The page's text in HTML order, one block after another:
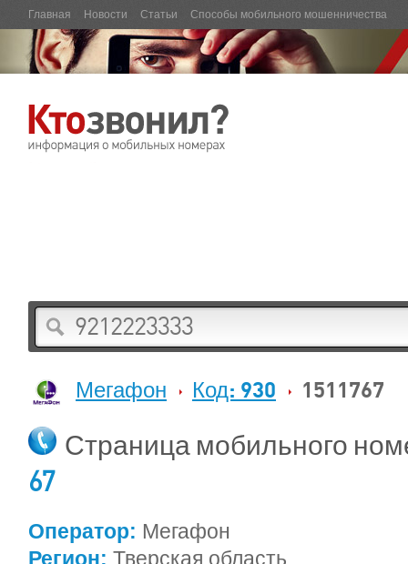
Главная Новости Статьи Способы мобильного мошенничества
Мегафон Код: 930 1511767
Страница мобильного
67
Оператор: Мегафон
Регион: Тверская область